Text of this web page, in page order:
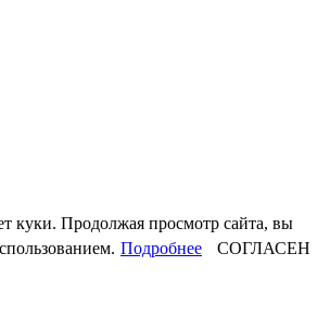
куки. Продолжая просмотр сайта, вы
Подробнее СОГЛАСЕН